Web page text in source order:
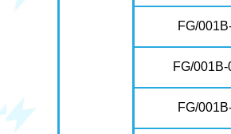
FG/
FG/001B-
FG/